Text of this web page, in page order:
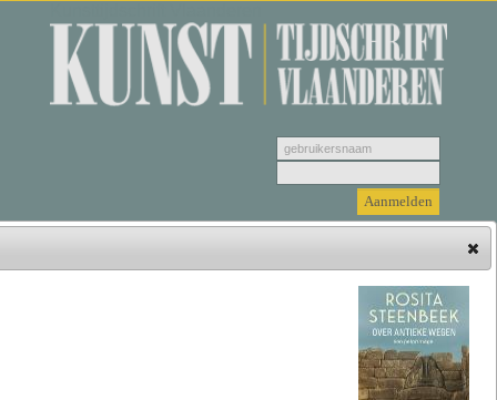
Hieronder vindt u de jongste recensies. Selecteer
een genre, vervolgens selecteer de recensie die u
wenst u te bekijken en klik tenslotte op 'Lees